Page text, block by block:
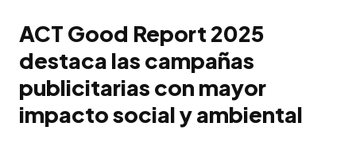
ACT Good Report 2025
destaca las campañas
publicitarias con mayor
impacto social y ambiental